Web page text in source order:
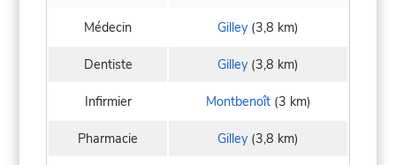
Médecin Gilley (3,8 km)
Dentiste Gilley (3,8 km)
Infirmier Montbenoît(3 km)
Pharmacie Gilley (3,8 km)